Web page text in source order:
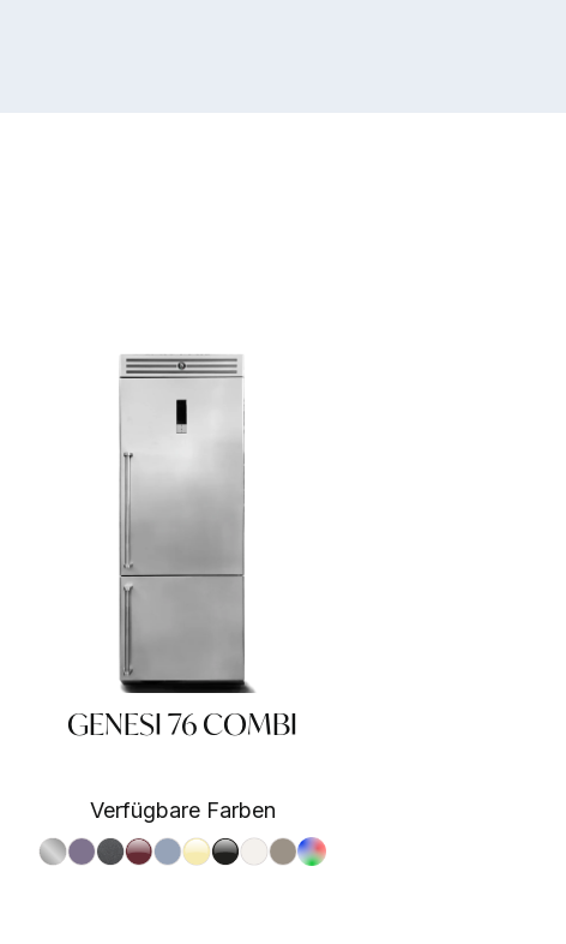
GENESI 76 COMBI
Verfügbare Farben
S.Steel SS
Ametista AA
Antracite AN
Bordeaux BR
Celeste CE
Crema CR
Nero BA
Nuvola NA
Sabbia SA
RAL